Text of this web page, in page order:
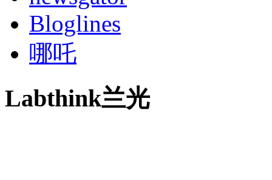
Bloglines
哪吒
Labthink兰光